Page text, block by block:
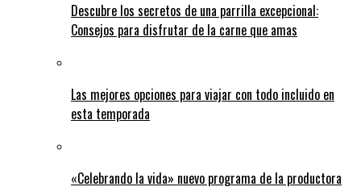
Descubre los secretos de una parrilla excepcional:
Consejos para disfrutar de la carne que amas
Las mejores opciones para viajar con todo incluido en
esta temporada
«Celebrando la vida» nuevo programa de la productora